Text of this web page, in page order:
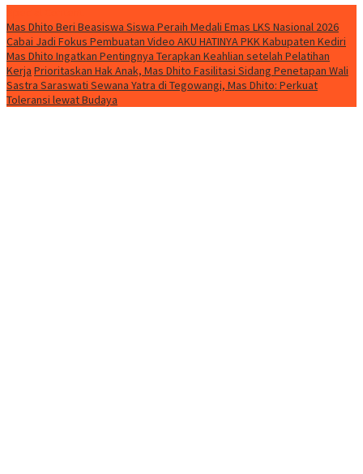
Mas Dhito Beri Beasiswa Siswa Peraih Medali Emas LKS Nasional 2026
Cabai Jadi Fokus Pembuatan Video AKU HATINYA PKK Kabupaten Kediri
Mas Dhito Ingatkan Pentingnya Terapkan Keahlian setelah Pelatihan
Kerja Prioritaskan Hak Anak, Mas Dhito Fasilitasi Sidang Penetapan Wali
Sastra Saraswati Sewana Yatra di Tegowangi, Mas Dhito: Perkuat
Toleransi lewat Budaya